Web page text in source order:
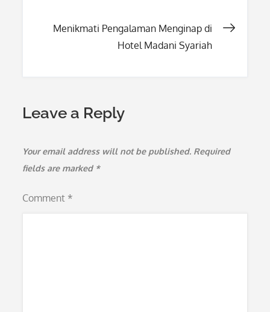
Menikmati Pengalaman Menginap di
Hotel Madani Syariah
Leave a Reply
Your email address will not be published. Required
fields are marked *
Comment *